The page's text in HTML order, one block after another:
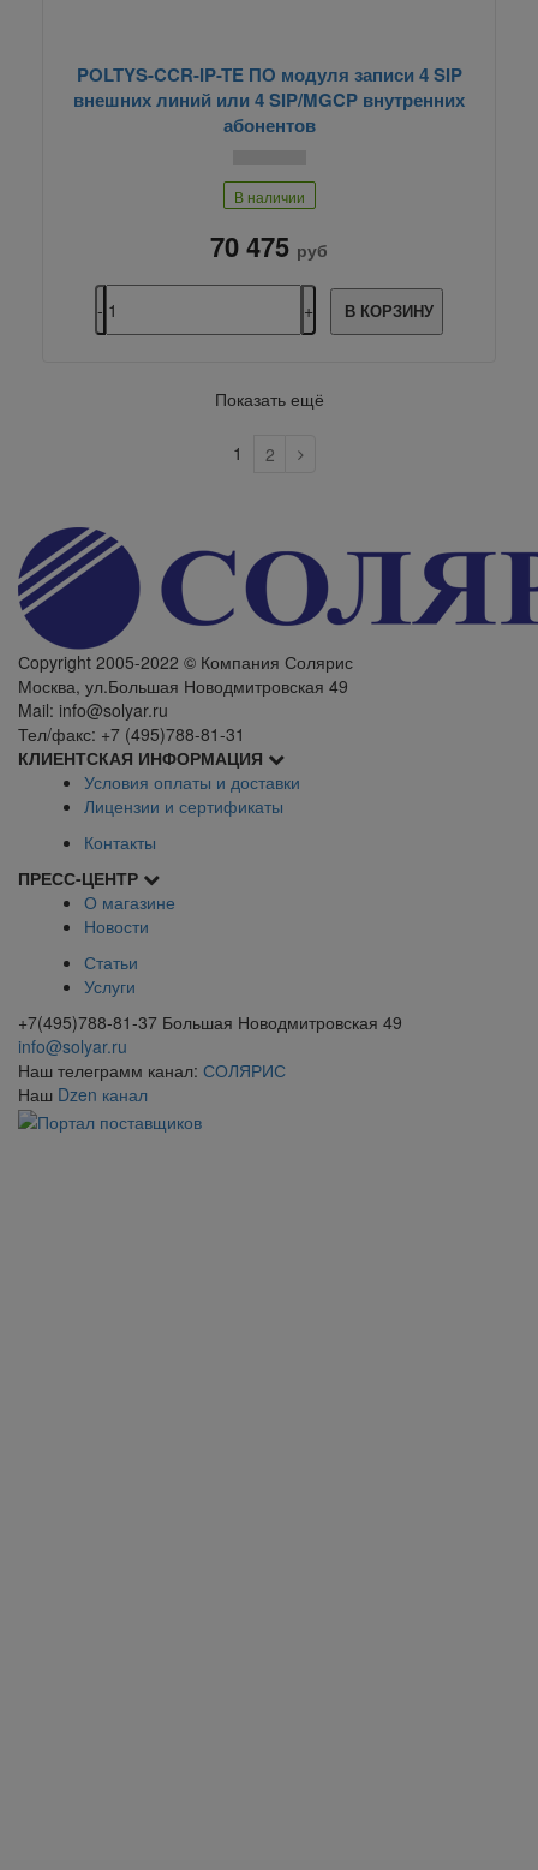
POLTYS-CCR-IP-TE ПО модуля записи 4 SIP
внешних линий или 4 SIP/MGCP внутренних
абонентов
В наличии
70 475 руб
В КОРЗИНУ
Показать ещё
1 2
Сopyright 2005-2022 © Компания Солярис
Москва, ул.Большая Новодмитровская 49
Mail: info@solyar.ru
Тел/факс: +7 (495)788-81-31
КЛИЕНТСКАЯ ИНФОРМАЦИЯ
Условия оплаты и доставки
Лицензии и сертификаты
Контакты
ПРЕСС-ЦЕНТР
О магазине
Новости
Статьи
Услуги
+7(495)788-81-37 Большая Новодмитровская 49
info@solyar.ru
Наш телеграмм канал: СОЛЯРИС
Наш Dzen канал